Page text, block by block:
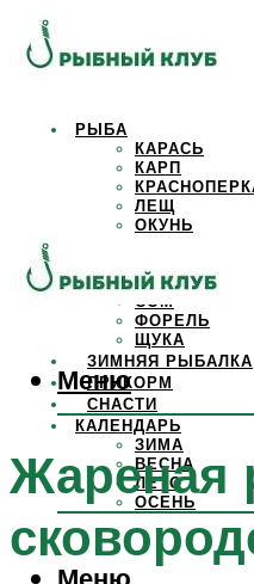
РЫБА
КАРАСЬ
КАРП
ЛЕЩ
ОКУНЬ
САЗАН
СОМ
ФОРЕЛЬ
ЩУКА
ЗИМНЯЯ РЫБАЛКА
ПРИКОРМ
СНАСТИ
КАЛЕНДАРЬ
ЗИМА
ВЕСНА
ЛЕТО
ОСЕНЬ
Меню
Жареная